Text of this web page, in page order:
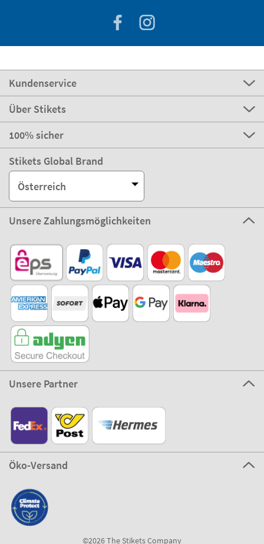
Kundenservice
Über Stikets
100% sicher
Stikets Global Brand
Österreich
Unsere Zahlungsmöglichkeiten
Unsere Partner
Öko-Versand
©2026 The Stikets Company